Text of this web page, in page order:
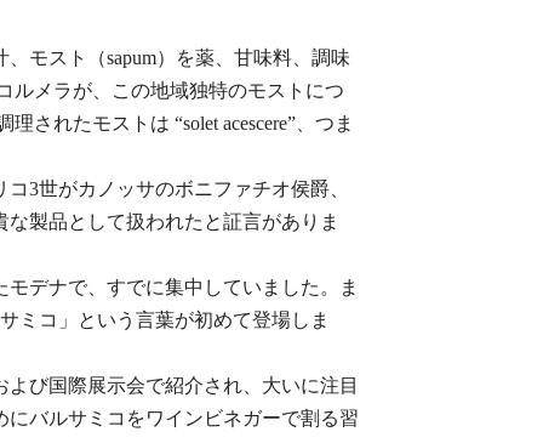
モスト（sapum）を薬、甘味料、調味
ルメラが、この地域独特のモストにつ
されたモストは “solet acescere”、つま
3世がカノッサのボニファチオ侯爵、
製品として扱われたと証言がありま
デナで、すでに集中していました。ま
ミコ」という言葉が初めて登場しま
び国際展示会で紹介され、大いに注目
バルサミコをワインビネガーで割る習